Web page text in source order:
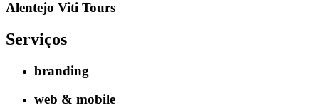
Alentejo Viti Tours
Serviços
branding
web & mobile